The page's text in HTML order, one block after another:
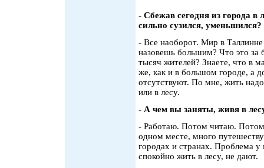
- Сбежав сегодня из города
сильно сузился, уменьшился?
- Все наоборот. Мир в
назовешь большим? Что это за
тысяч жителей? Знаете, что в
же, как и в большом городе, а
отсутствуют. По мне, жить
или в лесу.
- А чем вы заняты, живя в
- Работаю. Потом читаю.
одном месте, много
городах и странах. Проблема
спокойно жить в лесу, не дают.